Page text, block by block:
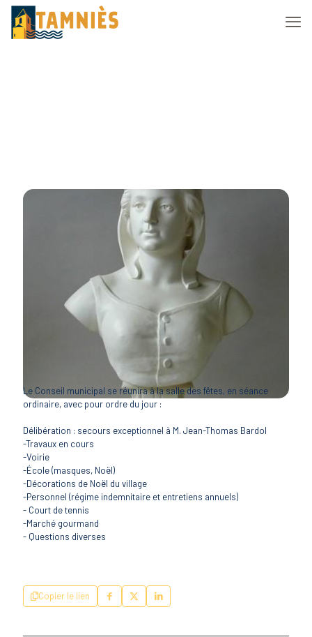
Le Conseil municipal se réunira à la salle des fêtes, en séance
ordinaire, avec pour ordre du jour :
Délibération : secours exceptionnel à M. Jean-Thomas Bardol
-Travaux en cours
-Voirie
-École (masques, Noël)
-Décorations de Noël du village
-Personnel (régime indemnitaire et entretiens annuels)
- Court de tennis
-Marché gourmand
- Questions diverses
Copier le lien